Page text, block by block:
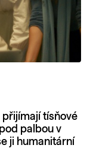
přijímají tísňové
palbou v
ji humanitární